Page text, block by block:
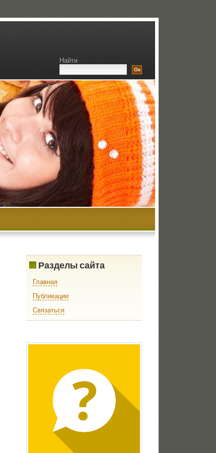
Найти
Разделы сайта
Главная
Публикации
Связаться